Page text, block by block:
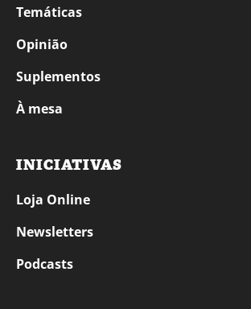
Temáticas
Opinião
Suplementos
À mesa
INICIATIVAS
Loja Online
Newsletters
Podcasts